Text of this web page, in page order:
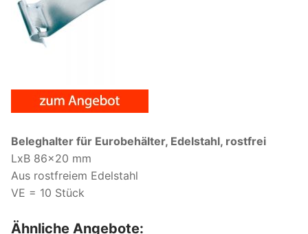
Beleghalter für Eurobehälter, Edelstahl, rostfrei
LxB 86×20 mm
Aus rostfreiem Edelstahl
VE = 10 Stück
Ähnliche Angebote: